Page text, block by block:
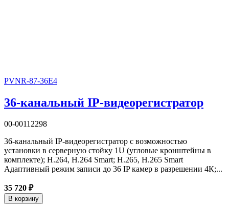
PVNR-87-36E4
36-канальный IP-видеорегистратор
00-00112298
36-канальный IP-видеорегистратор с возможностью
установки в серверную стойку 1U (угловые кронштейны в
комплекте); H.264, H.264 Smart; H.265, H.265 Smart
Адаптивный режим записи до 36 IP камер в разрешении 4К;...
35 720 ₽
В корзину